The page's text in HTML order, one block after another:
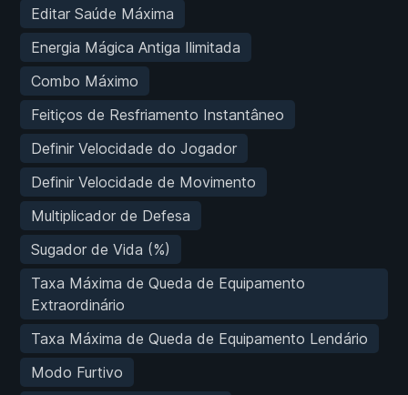
Editar Saúde Máxima
Energia Mágica Antiga Ilimitada
Combo Máximo
Feitiços de Resfriamento Instantâneo
Definir Velocidade do Jogador
Definir Velocidade de Movimento
Multiplicador de Defesa
Sugador de Vida (%)
Taxa Máxima de Queda de Equipamento
Extraordinário
Taxa Máxima de Queda de Equipamento Lendário
Modo Furtivo